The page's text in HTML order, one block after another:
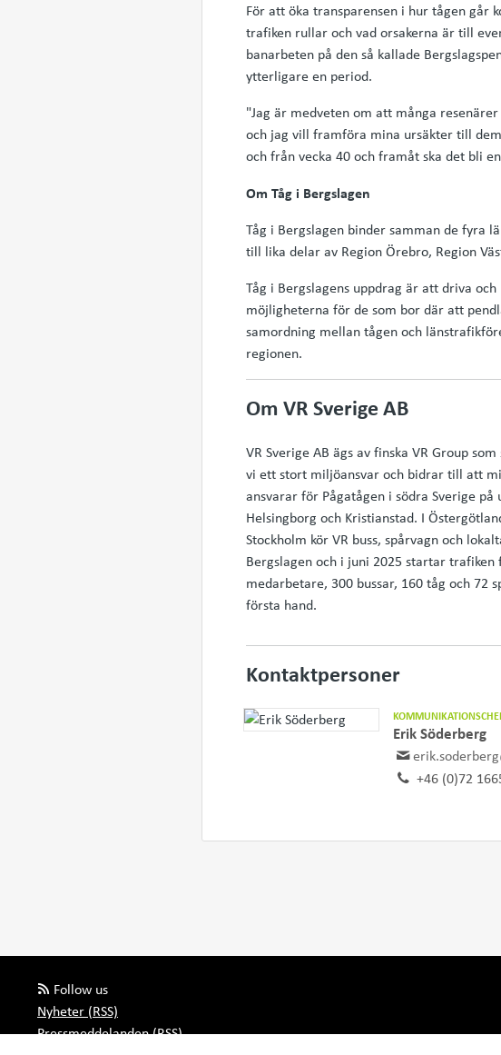
För att öka transparensen i hur tågen går
trafiken rullar och vad orsakerna är till
banarbeten på den så kallade
ytterligare en period.
"Jag är medveten om att många
och jag vill framföra mina ursäkter till
och från vecka 40 och framåt ska det bli
Om Tåg i Bergslagen
Tåg i Bergslagen binder samman de fyra
till lika delar av Region Örebro, Region
Tåg i Bergslagens uppdrag är att driva
möjligheterna för de som bor där att
samordning mellan tågen och
regionen.
Om VR Sverige AB
VR Sverige AB ägs av finska VR Group
vi ett stort miljöansvar och bidrar till att
ansvarar för Pågatågen i södra Sverige
Helsingborg och Kristianstad. I
Stockholm kör VR buss, spårvagn och
Bergslagen och i juni 2025 startar
medarbetare, 300 bussar, 160 tåg och 72
första hand.
Kontaktpersoner
Erik Söderberg
+46 (0)72
Follow us
Nyheter (RSS)
Pressmeddelanden (RSS)